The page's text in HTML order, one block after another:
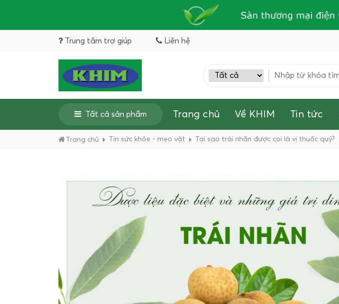
Trung tâm trợ giúp Liên hệ
Tất cả sản phẩm Trang chủ Về KHIM Tin tức
Trang chủ Tin sức khỏe - mẹo vặt Tại sao trái nhãn được coi là vị thuốc quý?